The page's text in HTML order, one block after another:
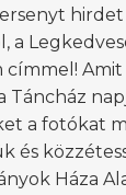
a
címmel!
Táncház
a fotókat
és
Háza